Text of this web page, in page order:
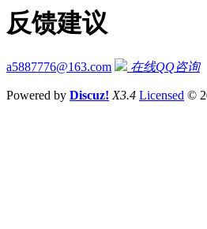
反馈建议
a5887776@163.com 在线QQ咨询
Powered by Discuz! X3.4 Licensed ©